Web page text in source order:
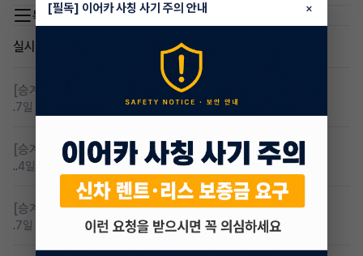
목록 이동
실시간 인기글
[승계찾아줘]
.7일 전
[승계찾아줘] 무심사 무보증 만21세 전기차 승계,2운전자
..4일 전 조회 102 댓글 3
[승계찾아줘] 제네시스 gv60 렌탈 승계찾습니다
.7일 전 댓글 5
[필독] 이어카 사칭 사기 주의 안내 ×